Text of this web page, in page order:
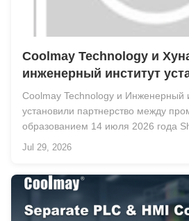
Coolmay Technology и
инженерный институт
партнерство между
образованием
Coolmay Technology и Инженерный
установили партнерство между
образованием 14 июля 2026 года
Technology Co., Ltd. и Институт
Целью па...
Jul 29, 2026